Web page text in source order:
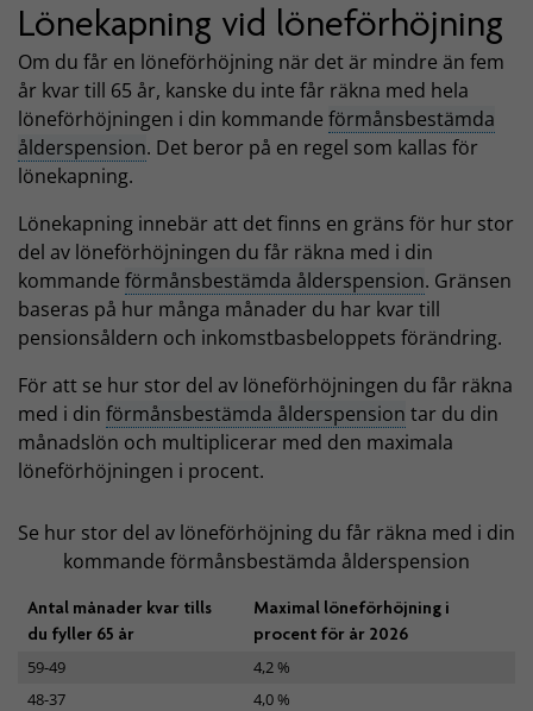
Lönekapning vid löneförhöjning
Om du får en löneförhöjning när det är mindre än fem
år kvar till 65 år, kanske du inte får räkna med hela
löneförhöjningen i din kommande förmånsbestämda
ålderspension. Det beror på en regel som kallas för
lönekapning.
Lönekapning innebär att det finns en gräns för hur stor
del av löneförhöjningen du får räkna med i din
kommande förmånsbestämda ålderspension. Gränsen
baseras på hur många månader du har kvar till
pensionsåldern och inkomstbasbeloppets förändring.
För att se hur stor del av löneförhöjningen du får räkna
med i din förmånsbestämda ålderspension tar du din
månadslön och multiplicerar med den maximala
löneförhöjningen i procent.
Se hur stor del av löneförhöjning du får räkna med i din
kommande förmånsbestämda ålderspension
Antal månader kvar tills
du fyller 65 år
Maximal löneförhöjning i
procent för år 2026
59-49
4,2 %
48-37
4,0 %